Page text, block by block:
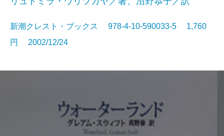
新潮クレスト・ブックス 978-4-10-590033-5 1,760
円 2002/12/24